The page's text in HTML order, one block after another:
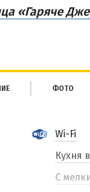
«Гаряче
ФОТО
Wi-Fi
Кухня
С